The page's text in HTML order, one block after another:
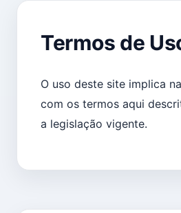
Termos de
O uso deste site implica
com os termos aqui
a legislação vigente.